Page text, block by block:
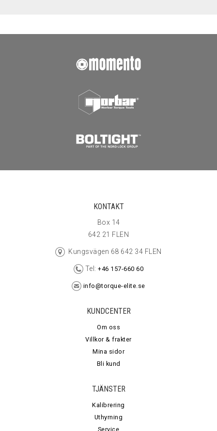
KONTAKT
Box 14
642 21 FLEN
Kungsvägen 68 642 34 FLEN
Tel: +46 157-660 60
info@torque-elite.se
KUNDCENTER
Om oss
Villkor & frakter
Mina sidor
Bli kund
TJÄNSTER
Kalibrering
Uthyrning
Service